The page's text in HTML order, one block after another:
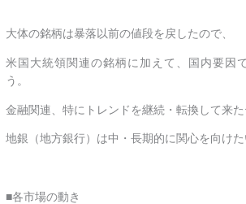
大体の銘柄は暴落以前の値段を戻したので、
米国大統領関連の銘柄に加えて、国内要因
う。
金融関連、特にトレンドを継続・転換して来
地銀（地方銀行）は中・長期的に関心を向けた
■各市場の動き